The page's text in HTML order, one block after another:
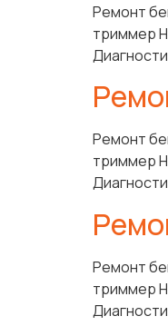
Ремонт
триммер
Ремонт
триммер
Ремонт
триммер